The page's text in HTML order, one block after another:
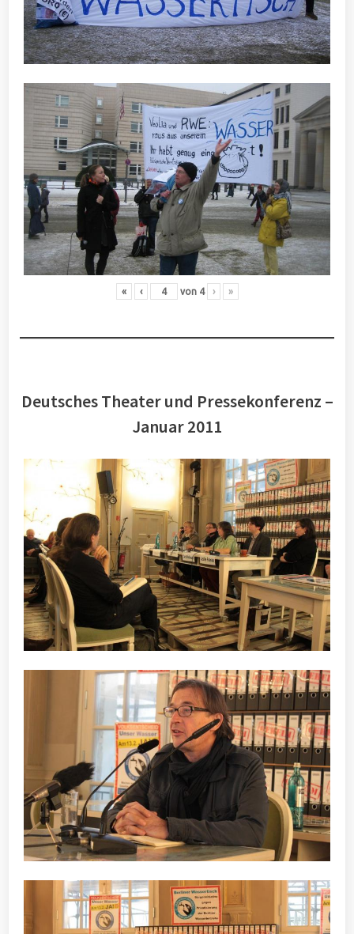
« ‹ von 4 › »
Deutsches Theater und Pressekonferenz –
Januar 2011